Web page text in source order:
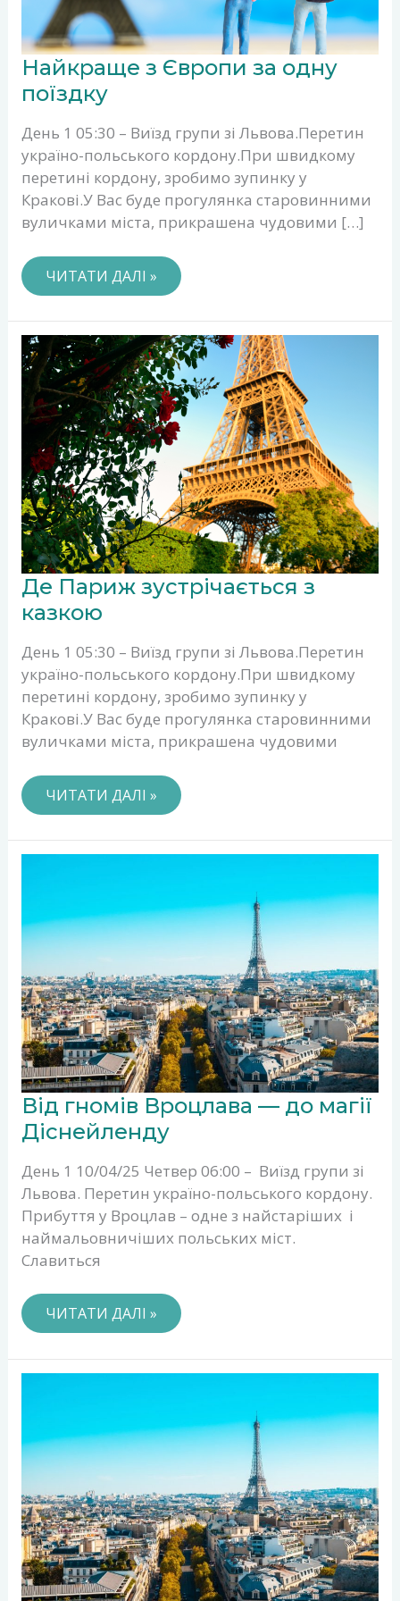
Найкраще з Європи за одну
поїздку
День 1 05:30 – Виїзд групи зі Львова.Перетин
україно-польського кордону.При швидкому
перетині кордону, зробимо зупинку у
Кракові.У Вас буде прогулянка старовинними
вуличками міста, прикрашена чудовими […]
НАЙКРАЩЕ
З
ЄВРОПИ
ЗА
ПОЇЗДКУ
ЧИТАТИ ДАЛІ »
Де Париж зустрічається з
казкою
День 1 05:30 – Виїзд групи зі Львова.Перетин
україно-польського кордону.При швидкому
перетині кордону, зробимо зупинку у
Кракові.У Вас буде прогулянка старовинними
вуличками міста, прикрашена чудовими
ДЕ
ПАРИЖ
ЗУСТРІЧАЄТЬСЯ
З
ЧИТАТИ ДАЛІ »
Від гномів Вроцлава — до магії
Діснейленду
День 1 10/04/25 Четвер 06:00 – Виїзд групи зі
Львова. Перетин україно-польського кордону.
Прибуття у Вроцлав – одне з найстаріших і
наймальовничіших польських міст.
Славиться
ВІД
ГНОМІВ
ВРОЦЛАВА
—
МАГІЇ
ДІСНЕЙЛЕНДУ
ЧИТАТИ ДАЛІ »